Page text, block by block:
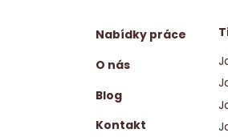
Nabídky práce
O nás
Blog
Kontakt